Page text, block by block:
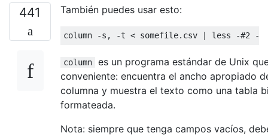
441 También puedes usar esto:
column
es un programa estándar de Unix
conveniente: encuentra el ancho apropiado
columna y muestra el texto como una tabla
formateada.
Nota: siempre que tenga campos vacíos,